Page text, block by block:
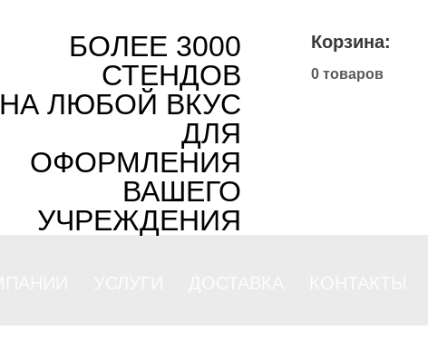
БОЛЕЕ 3000
СТЕНДОВ
НА ЛЮБОЙ ВКУС
ДЛЯ
ОФОРМЛЕНИЯ
ВАШЕГО
УЧРЕЖДЕНИЯ
Корзина:
0 товаров